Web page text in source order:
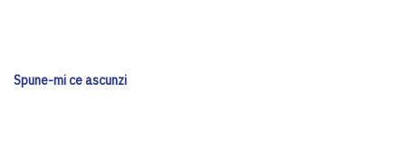
Spune-mi ce ascunzi